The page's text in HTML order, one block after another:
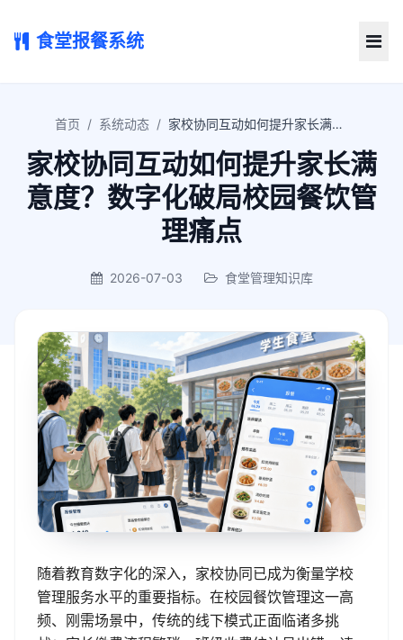
食堂报餐系统
首页 / 系统动态 / 家校协同互动如何提升家长满意度？数字化破局校园餐饮管理痛点
家校协同互动如何提升家长满
意度？数字化破局校园餐饮管
理痛点
2026-07-03 食堂管理知识库
随着教育数字化的深入，家校协同已成为衡量学校
管理服务水平的重要指标。在校园餐饮管理这一高
频、刚需场景中，传统的线下模式正面临诸多挑